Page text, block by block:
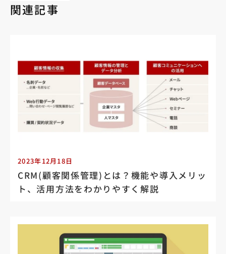
関連記事
2023年12月18日
CRM(顧客関係管理)とは？機能や導入メリッ
ト、活用方法をわかりやすく解説